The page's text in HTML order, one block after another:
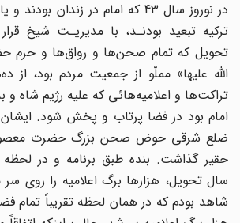
ترکیه تبعید بودنـد، با مدیریـت شیخ
تحویل که تمام صحن‌ها و رواق‌ها و حرم
الله علیها» مملّو از جمعیت مردم بود، از
تراکت‌ها و اعلامیه‌هائی که علیه رژیم شاه و
امام بود در فضا پرتاب و پخش شود. ایشان
ضلع شرقی حوض صحن بزرگ حضرت
حقیر گذاشت. بنده طبق برنامه و در لحظه
سال تحویل، هزارها برگ اعلامیه را روی سر
شاهد بودم که در همان لحظه تقریباً تمام